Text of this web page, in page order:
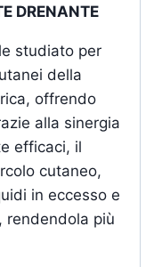
DRENANTE
studiato per
della
offrendo
alla sinergia
efficaci, il
cutaneo,
in eccesso e
rendendola più